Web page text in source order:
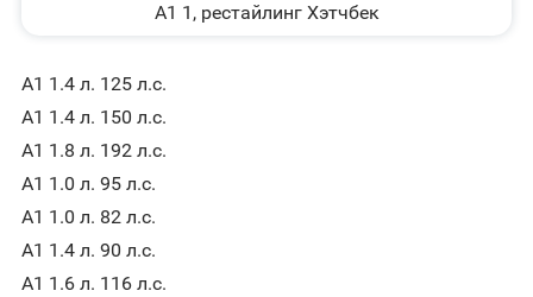
A1 1, рестайлинг Хэтчбек
A1 1.4 л. 125 л.с.
A1 1.4 л. 150 л.с.
A1 1.8 л. 192 л.с.
A1 1.0 л. 95 л.с.
A1 1.0 л. 82 л.с.
A1 1.4 л. 90 л.с.
A1 1.6 л. 116 л.с.